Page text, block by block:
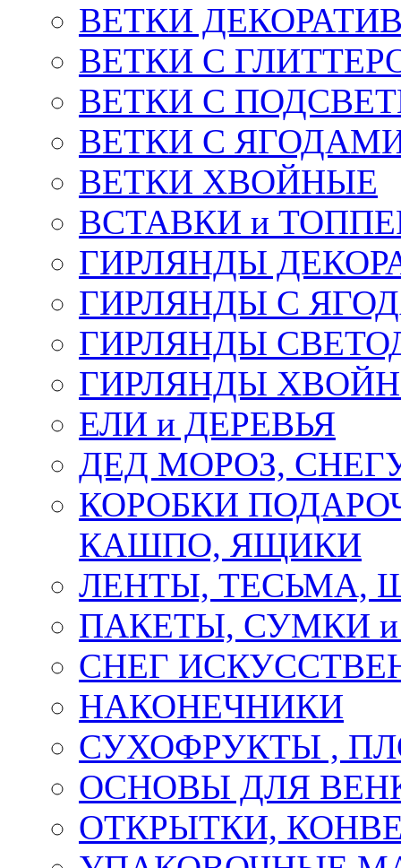
ВЕТКИ
ВЕТКИ С
ВЕТКИ С
ВЕТКИ С
ВЕТКИ ХВОЙНЫЕ
ВСТАВКИ и
ГИРЛЯНДЫ
ГИРЛЯНДЫ С
ГИРЛЯНДЫ
ГИРЛЯНДЫ
ЕЛИ и ДЕРЕВЬЯ
ДЕД МОРОЗ,
КОРОБКИ
КАШПО, ЯЩИКИ
ЛЕНТЫ, ТЕСЬМА,
ПАКЕТЫ, СУМКИ
СНЕГ
НАКОНЕЧНИКИ
СУХОФРУКТЫ ,
ОСНОВЫ ДЛЯ
ОТКРЫТКИ,